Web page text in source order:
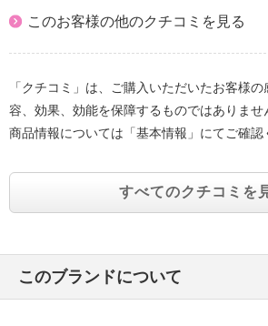
このお客様の他のクチコミを見る
「クチコミ」は、ご購入いただいたお客様
容、効果、効能を保障するものではありませ
商品情報については「基本情報」にてご確認
すべてのクチコミを
このブランドについて